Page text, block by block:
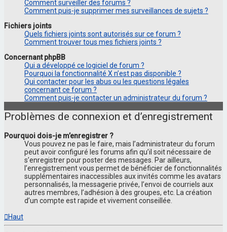
Comment surveiller des forums ?
Comment puis-je supprimer mes surveillances de sujets ?
Fichiers joints
Quels fichiers joints sont autorisés sur ce forum ?
Comment trouver tous mes fichiers joints ?
Concernant phpBB
Qui a développé ce logiciel de forum ?
Pourquoi la fonctionnalité X n’est pas disponible ?
Qui contacter pour les abus ou les questions légales
concernant ce forum ?
Comment puis-je contacter un administrateur du forum ?
Problèmes de connexion et d’enregistrement
Pourquoi dois-je m’enregistrer ?
Vous pouvez ne pas le faire, mais l’administrateur du forum
peut avoir configuré les forums afin qu’il soit nécessaire de
s’enregistrer pour poster des messages. Par ailleurs,
l’enregistrement vous permet de bénéficier de fonctionnalités
supplémentaires inaccessibles aux invités comme les avatars
personnalisés, la messagerie privée, l’envoi de courriels aux
autres membres, l’adhésion à des groupes, etc. La création
d’un compte est rapide et vivement conseillée.
Haut